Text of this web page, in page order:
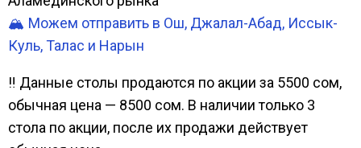
🏔️ Можем отправить в Ош, Джалал-Абад, Иссык-
Куль, Талас и Нарын
‼ Данные столы продаются по акции за 5500 сом,
обычная цена — 8500 сом. В наличии только 3
стола по акции, после их продажи действует